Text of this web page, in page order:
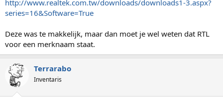
http://www.realtek.com.tw/downloads/downloads1-3.aspx?
series=16&Software=True
Deze was te makkelijk, maar dan moet je wel weten dat RTL
voor een merknaam staat.
Terrarabo
Inventaris